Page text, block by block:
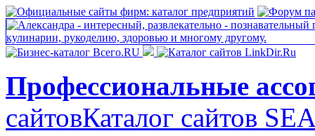
Профессиональные
сайтовКаталог сайтов